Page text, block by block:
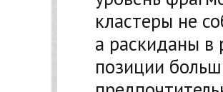
кластеры не
а раскиданы в
позиции